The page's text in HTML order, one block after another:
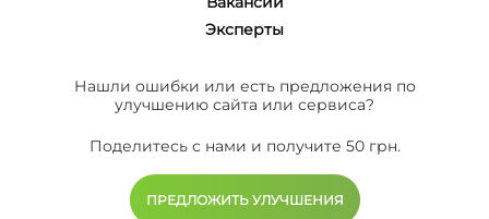
Эксперты
Нашли ошибки или есть предложения по
улучшению сайта или сервиса?
Поделитесь с нами и получите 50 грн.
ПРЕДЛОЖИТЬ УЛУЧШЕНИЯ